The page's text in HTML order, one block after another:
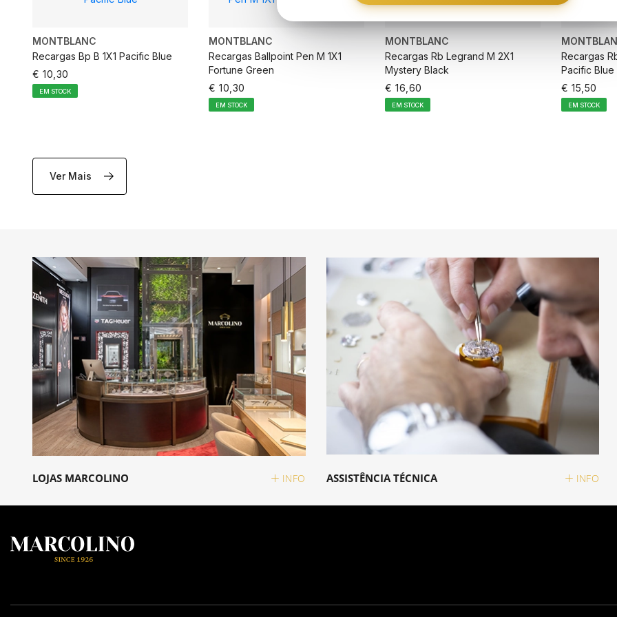
por
concretizar
MONTBLANC
Recargas Bp B 1X1 Pacific Blue
€ 10,30
EM STOCK
MONTBLANC
Recargas Ballpoint Pen M 1X1
Fortune Green
€ 10,30
EM STOCK
MONTBLANC
Recargas Rb Legrand M 2X1
Mystery Black
€ 16,60
EM STOCK
Recargas
Pacific Blue
€ 15,50
EM STOCK
Ver Mais
LOJAS MARCOLINO INFO ASSISTÊNCIA TÉCNICA INFO